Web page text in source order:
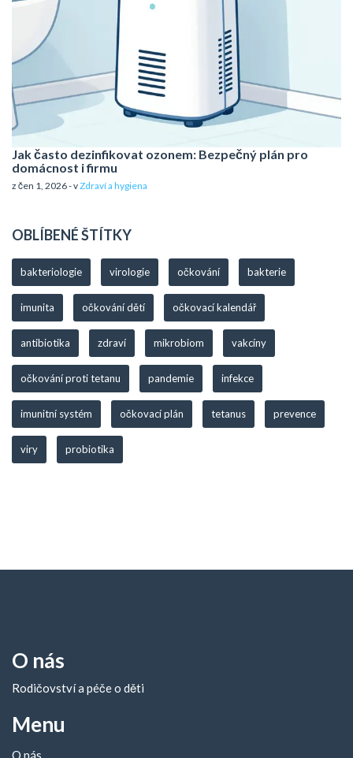
Jak často dezinfikovat ozonem: Bezpečný plán pro
domácnost i firmu
z čen 1, 2026 - vZdraví a hygiena
OBLÍBENÉ ŠTÍTKY
bakteriologie virologie očkování bakterie
imunita očkování dětí očkovací kalendář
antibiotika zdraví mikrobiom vakcíny
očkování proti tetanu pandemie infekce
imunitní systém očkovací plán tetanus prevence
viry probiotika
O nás
Rodičovství a péče o děti
Menu
O nás